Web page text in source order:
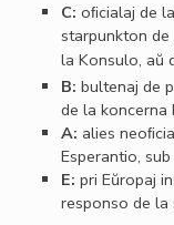
C: oﬁcialaj de
starpunkton
la Konsulo, aŭ
B: bultenaj de
de la koncerna
A: alies
Esperantio,
E: pri Eŭropaj
responso de la